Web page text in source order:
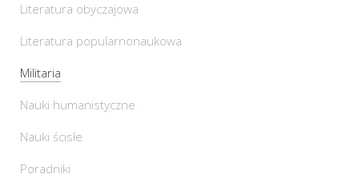
Literatura obyczajowa
Literatura popularnonaukowa
Militaria
Nauki humanistyczne
Nauki ścisłe
Poradniki